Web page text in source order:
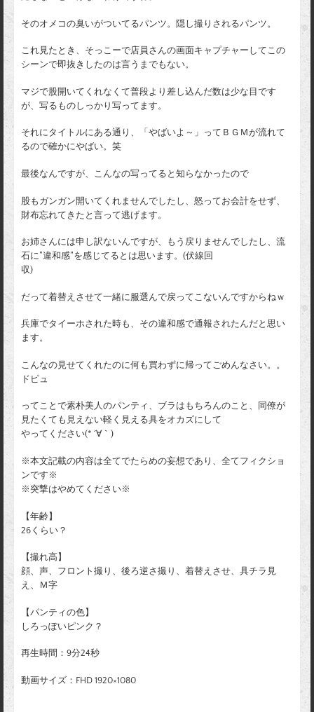
そのオメコの臭いがついてるパンツ。隠し撮りされるパンツ。
これ見たとき、そっこーで店員さんの画面キャプチャーしてこの
シーンで即抜きしたのは言うまでもない。
マジで股開いてくれなくて普段より差し込んだ数は少な目です
が、写るものしっかり写ってます。
それにタイトルにある通り、「やばいよ～」ってＢＧＭが流れて
るので確かにやばい。笑
最後なんですが、こんなの写ってると知らなかったので
股もガンガン開いてくれませんでしたし、怒ってお会計をせず、
財布忘れてきたと言って逃げます。
お姉さんには申し訳ないんですが、もう戻りませんでしたし、流
石に”違和感”を感じてるとは思います。(伏線回
収)
だって着替えさせて一緒に服選んで戻ってこないんですからねｗ
兵庫でタイーホされた時も、その違和感で通報されたんだと思い
ます。
こんなの見せてくれたのに何も買わずに帰ってごめんなさい。。
ドピュ
ってことで素朴美人のパンティ、ブラはもちろんのこと、同僚が
見たくても見えない軽く見える具をオカズにして
やってください(* ´∀｀)
※本文記載の内容は全てでたらめの妄想であり、全てフィクショ
ンです※
※突撃はやめてください※
【年齢】
26くらい？
【撮れ高】
顔、声、フロント撮り、後ろ逆さ撮り、着替えさせ、具チラ見
え、Ｍ字
【パンティの色】
しろっぽいピンク？
再生時間：9分24秒
動画サイズ：FHD 1920×1080